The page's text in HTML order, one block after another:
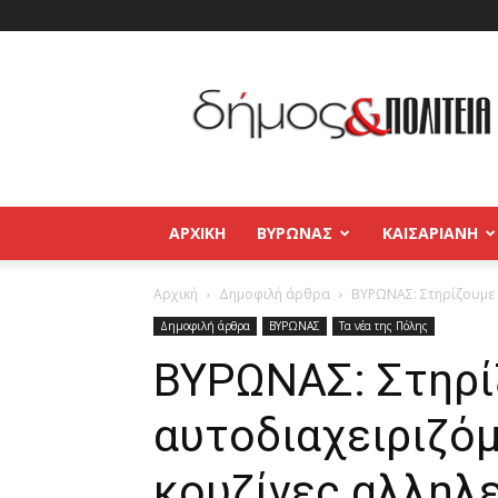
και
Πολιτεία
Βύρωνας
–
Παγκράτι
ΑΡΧΙΚΉ ΒΥΡΩΝΑΣ ΚΑΙΣΑΡΙΑΝΗ
Αρχική Δημοφιλή άρθρα ΒΥΡΩΝΑΣ: Στηρίζουμε
Δημοφιλή άρθρα ΒΥΡΩΝΑΣ Τα νέα της Πόλης
ΒΥΡΩΝΑΣ: